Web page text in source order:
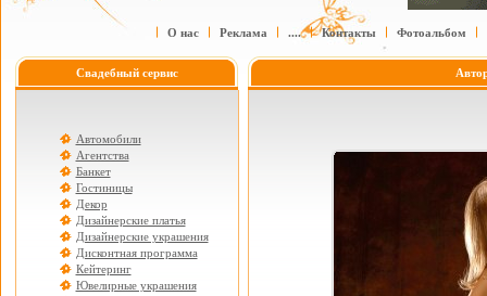
О нас Реклама .... Контакты Фотоальбом
Свадебный сервис
Автомобили
Агентства
Банкет
Гостиницы
Декор
Дизайнерские платья
Дизайнерские украшения
Дисконтная программа
Кейтеринг
Ювелирные украшения